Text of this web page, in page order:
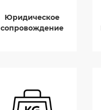
Юридическое
сопровождение